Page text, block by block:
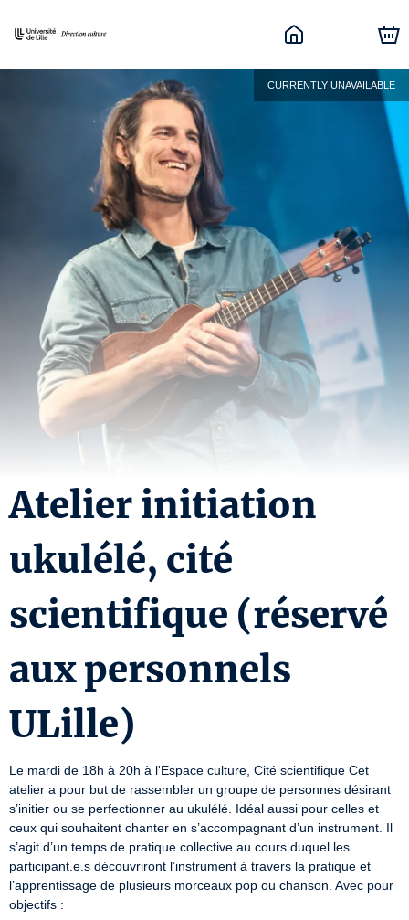
CURRENTLY UNAVAILABLE
Atelier initiation
ukulélé, cité
scientifique (réservé
aux personnels
ULille)
Le mardi de 18h à 20h à l'Espace culture, Cité scientifique Cet
atelier a pour but de rassembler un groupe de personnes désirant
s’initier ou se perfectionner au ukulélé. Idéal aussi pour celles et
ceux qui souhaitent chanter en s’accompagnant d’un instrument. Il
s’agit d’un temps de pratique collective au cours duquel les
participant.e.s découvriront l’instrument à travers la pratique et
l’apprentissage de plusieurs morceaux pop ou chanson. Avec pour
objectifs :